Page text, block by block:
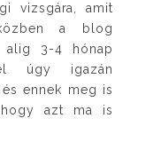
vizsgára, amit
a blog
alig 3-4 hónap
úgy igazán
ennek meg is
azt ma is